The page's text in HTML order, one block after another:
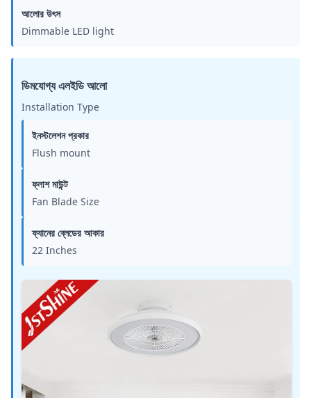
আলোর উৎস
Dimmable LED light
ডিমযোগ্য এলইডি আলো
Installation Type
ইনস্টলেশন প্রকার
Flush mount
ফ্লাশ মাউন্ট
Fan Blade Size
ফ্যানের ব্লেডের আকার
22 Inches